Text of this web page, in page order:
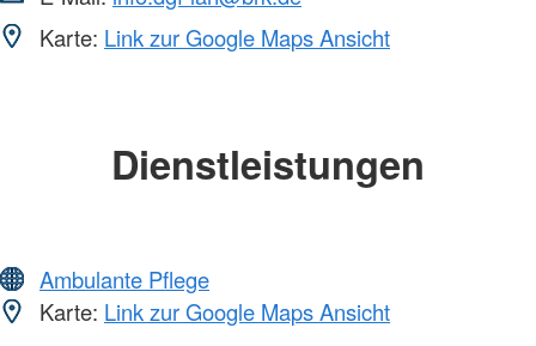
Karte: Link zur Google Maps Ansicht
Dienstleistungen
Ambulante Pflege
Karte: Link zur Google Maps Ansicht